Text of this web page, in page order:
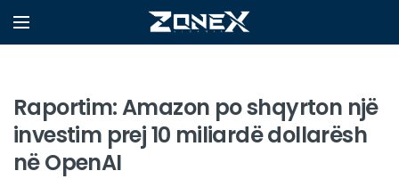
Raportim: Amazon po shqyrton një
investim prej 10 miliardë dollarësh
në OpenAI